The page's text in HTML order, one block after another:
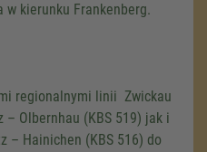
kierunku Frankenberg.
regionalnymi linii Zwickau
– Olbernhau (KBS 519) jak i
– Hainichen (KBS 516) do